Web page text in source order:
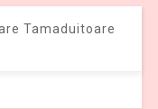
Tamaduitoare